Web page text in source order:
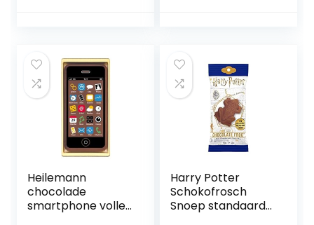
Heilemann
chocolade
smartphone volle
Harry Potter
Schokofrosch
Snoep standaard